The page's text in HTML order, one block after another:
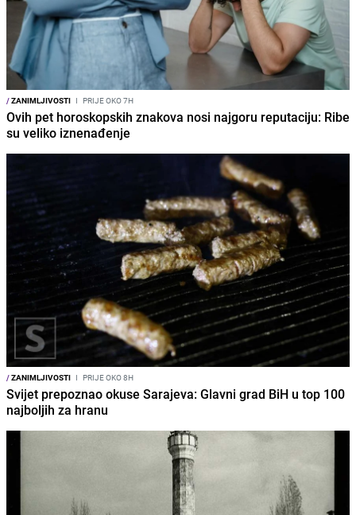
/ZANIMLJIVOSTI I PRIJE OKO 7H
Ovih pet horoskopskih znakova nosi najgoru reputaciju: Ribe
su veliko iznenađenje
/ZANIMLJIVOSTI I PRIJE OKO 8H
Svijet prepoznao okuse Sarajeva: Glavni grad BiH u top 100
najboljih za hranu